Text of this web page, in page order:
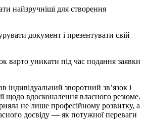
найзручніші для створення
документ і презентувати свій
варто уникати під час подання заявки
зворотний зв’язок і
щодо вдосконалення власного резюме.
не лише професійному розвитку, а
досвіду — як потужної переваги